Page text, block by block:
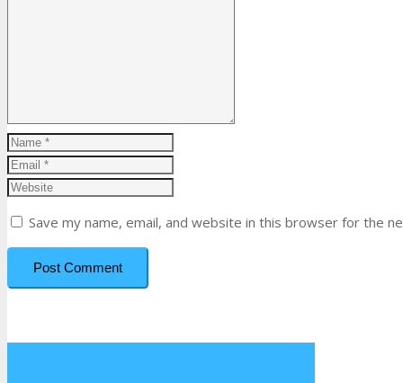
Save my name, email, and website in this browser for the
Post Comment